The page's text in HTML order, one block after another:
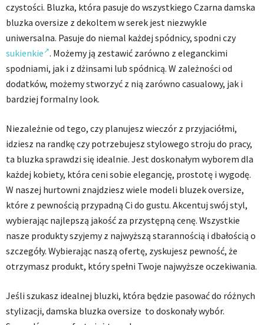
czystości. Bluzka, która pasuje do wszystkiego Czarna damska
bluzka oversize z dekoltem w serek jest niezwykle
uniwersalna. Pasuje do niemal każdej spódnicy, spodni czy
sukienkie . Możemy ją zestawić zarówno z eleganckimi
spodniami, jak i z dżinsami lub spódnicą. W zależności od
dodatków, możemy stworzyć z nią zarówno casualowy, jak i
bardziej formalny look.
Niezależnie od tego, czy planujesz wieczór z przyjaciółmi,
idziesz na randkę czy potrzebujesz stylowego stroju do pracy,
ta bluzka sprawdzi się idealnie. Jest doskonałym wyborem dla
każdej kobiety, która ceni sobie elegancję, prostotę i wygodę.
W naszej hurtowni znajdziesz wiele modeli bluzek oversize,
które z pewnością przypadną Ci do gustu. Akcentuj swój styl,
wybierając najlepszą jakość za przystępną cenę. Wszystkie
nasze produkty szyjemy z najwyższą starannością i dbałością o
szczegóły. Wybierając naszą ofertę, zyskujesz pewność, że
otrzymasz produkt, który spełni Twoje najwyższe oczekiwania.
Jeśli szukasz idealnej bluzki, która będzie pasować do różnych
stylizacji, damska bluzka oversize to doskonały wybór.